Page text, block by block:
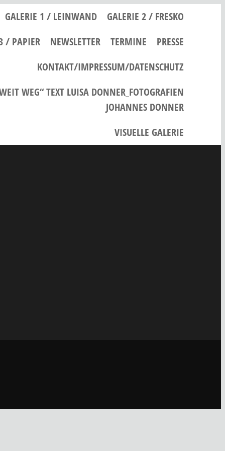
GALERIE 1 / LEINWAND
GALERIE 2 / FRESKO
/ PAPIER
NEWSLETTER TERMINE
PRESSE
KONTAKT/IMPRESSUM/DATENSCHUTZ
WEG“ TEXT LUISA DONNER_FOTOGRAFIEN
JOHANNES DONNER
VISUELLE GALERIE